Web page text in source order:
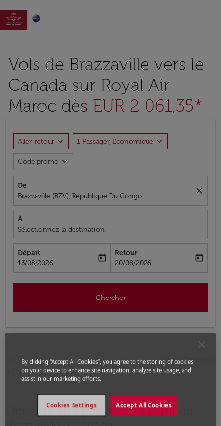

Vols de Brazzaville vers le
Canada sur Royal Air
Maroc dès EUR 2 061,35*
Aller-retour expand_more 1 Passager, Économique expand_more
Code promo expand_more
De
Brazzaville (BZV), République Du Congo
close
À
Sélectionnez la destination
Départ
fc-booking-departure-date-aria-label
13/08/2026
today
Retour
fc-booking-return-date-aria-label
20/08/2026
today
Chercher
Accueil Vols Vols pour Canada
Vols de Brazzaville
a Canada
Offres de vols populaires à partir de
By clicking “Accept All Cookies”, you agree to the storing of cookies
on your device to enhance site navigation, analyze site usage, and
assist in our marketing efforts.
Accept All Cookies
Cookies Settings